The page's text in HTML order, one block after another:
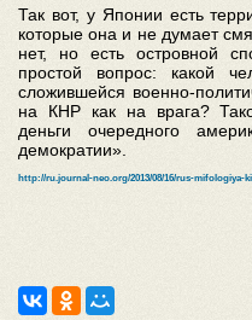
Так вот, у Японии есть
которые она и не думает
нет, но есть островной
простой вопрос: какой
сложившейся военно-
на КНР как на врага?
деньги очередного
демократии».
http://ru.journal-neo.org/2013/08/16/rus-mifologiya-